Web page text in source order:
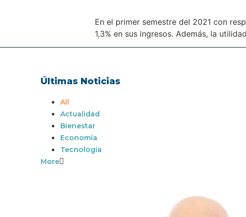
En el primer semestre del 2021 con
1,3% en sus ingresos. Además, la
Últimas Noticias
All
Actualidad
Bienestar
Economía
Tecnología
More